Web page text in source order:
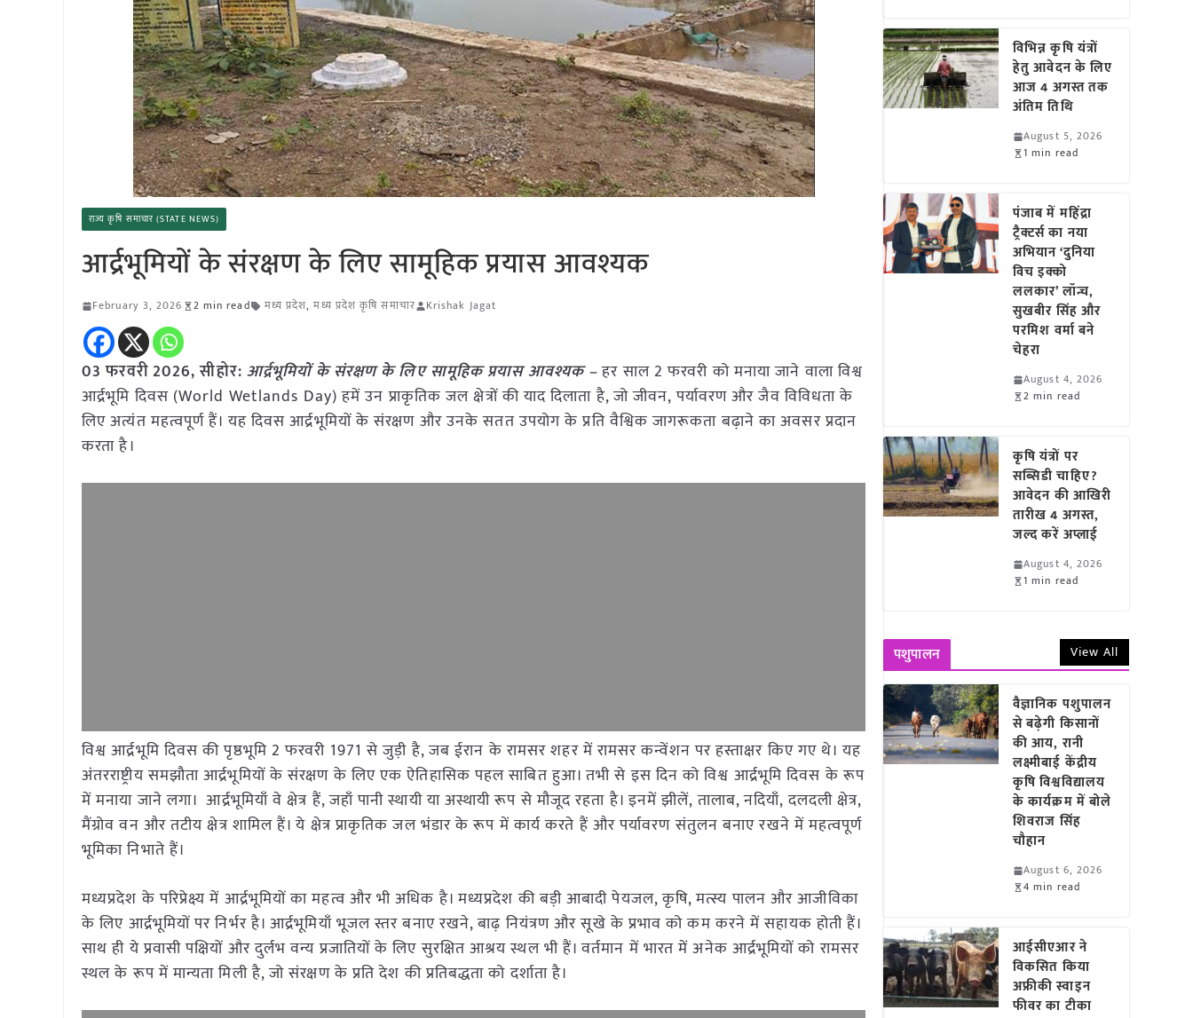
राज्य कृषि समाचार (STATE NEWS)
आर्द्रभूमियों के संरक्षण के लिए सामूहिक प्रयास आवश्यक
February 3, 2026 2 min read मध्य प्रदेश,मध्य प्रदेश कृषि समाचार Krishak Jagat
03 फरवरी 2026,सीहोर: आर्द्रभूमियों के संरक्षण के लिए सामूहिक प्रयास आवश्यक –हर साल 2 फरवरी को मनाया जाने वाला विश्व
आर्द्रभूमि दिवस (World Wetlands Day) हमें उन प्राकृतिक जल क्षेत्रों की याद दिलाता है, जो जीवन, पर्यावरण और जैव विविधता के
लिए अत्यंत महत्वपूर्ण हैं। यह दिवस आर्द्रभूमियों के संरक्षण और उनके सतत उपयोग के प्रति वैश्विक जागरूकता बढ़ाने का अवसर प्रदान
करता है।
विश्व आर्द्रभूमि दिवस की पृष्ठभूमि 2 फरवरी 1971 से जुड़ी है, जब ईरान के रामसर शहर में रामसर कन्वेंशन पर हस्ताक्षर किए गए थे। यह
अंतरराष्ट्रीय समझौता आर्द्रभूमियों के संरक्षण के लिए एक ऐतिहासिक पहल साबित हुआ। तभी से इस दिन को विश्व आर्द्रभूमि दिवस के रूप
में मनाया जाने लगा। आर्द्रभूमियाँ वे क्षेत्र हैं, जहाँ पानी स्थायी या अस्थायी रूप से मौजूद रहता है। इनमें झीलें, तालाब, नदियाँ, दलदली क्षेत्र,
मैंग्रोव वन और तटीय क्षेत्र शामिल हैं। ये क्षेत्र प्राकृतिक जल भंडार के रूप में कार्य करते हैं और पर्यावरण संतुलन बनाए रखने में महत्वपूर्ण
भूमिका निभाते हैं।
मध्यप्रदेश के परिप्रेक्ष्य में आर्द्रभूमियों का महत्व और भी अधिक है। मध्यप्रदेश की बड़ी आबादी पेयजल, कृषि, मत्स्य पालन और आजीविका
के लिए आर्द्रभूमियों पर निर्भर है। आर्द्रभूमियाँ भूजल स्तर बनाए रखने, बाढ़ नियंत्रण और सूखे के प्रभाव को कम करने में सहायक होती हैं।
साथ ही ये प्रवासी पक्षियों और दुर्लभ वन्य प्रजातियों के लिए सुरक्षित आश्रय स्थल भी हैं। वर्तमान में भारत में अनेक आर्द्रभूमियों को रामसर
स्थल के रूप में मान्यता मिली है, जो संरक्षण के प्रति देश की प्रतिबद्धता को दर्शाता है।
विभिन्न कृषि यंत्रों
हेतु आवेदन के लिए
आज 4 अगस्त तक
अंतिम तिथि
August 5, 2026
1 min read
पंजाब में महिंद्रा
ट्रैक्टर्स का नया
अभियान ‘दुनिया
विच इक्को
ललकार’ लॉन्च,
सुखबीर सिंह और
परमिश वर्मा बने
चेहरा
August 4, 2026
2 min read
कृषि यंत्रों पर
सब्सिडी चाहिए?
आवेदन की आखिरी
तारीख 4 अगस्त,
जल्द करें अप्लाई
August 4, 2026
1 min read
पशुपालन View All
वैज्ञानिक पशुपालन
से बढ़ेगी किसानों
की आय, रानी
लक्ष्मीबाई केंद्रीय
कृषि विश्वविद्यालय
के कार्यक्रम में बोले
शिवराज सिंह
चौहान
August 6, 2026
4 min read
आईसीएआर ने
विकसित किया
अफ्रीकी स्वाइन
फीवर का टीका